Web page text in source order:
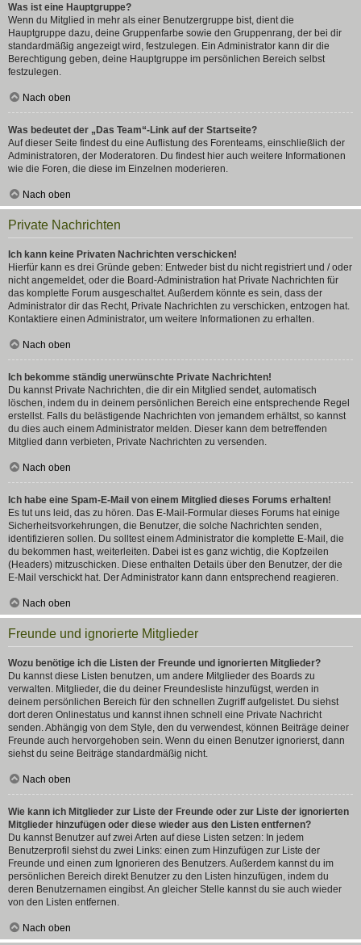
Was ist eine Hauptgruppe?
Wenn du Mitglied in mehr als einer Benutzergruppe bist, dient die
Hauptgruppe dazu, deine Gruppenfarbe sowie den Gruppenrang, der bei dir
standardmäßig angezeigt wird, festzulegen. Ein Administrator kann dir die
Berechtigung geben, deine Hauptgruppe im persönlichen Bereich selbst
festzulegen.
Nach oben
Was bedeutet der „Das Team“-Link auf der Startseite?
Auf dieser Seite findest du eine Auflistung des Forenteams, einschließlich der
Administratoren, der Moderatoren. Du findest hier auch weitere Informationen
wie die Foren, die diese im Einzelnen moderieren.
Nach oben
Private Nachrichten
Ich kann keine Privaten Nachrichten verschicken!
Hierfür kann es drei Gründe geben: Entweder bist du nicht registriert und / oder
nicht angemeldet, oder die Board-Administration hat Private Nachrichten für
das komplette Forum ausgeschaltet. Außerdem könnte es sein, dass der
Administrator dir das Recht, Private Nachrichten zu verschicken, entzogen hat.
Kontaktiere einen Administrator, um weitere Informationen zu erhalten.
Nach oben
Ich bekomme ständig unerwünschte Private Nachrichten!
Du kannst Private Nachrichten, die dir ein Mitglied sendet, automatisch
löschen, indem du in deinem persönlichen Bereich eine entsprechende Regel
erstellst. Falls du belästigende Nachrichten von jemandem erhältst, so kannst
du dies auch einem Administrator melden. Dieser kann dem betreffenden
Mitglied dann verbieten, Private Nachrichten zu versenden.
Nach oben
Ich habe eine Spam-E-Mail von einem Mitglied dieses Forums erhalten!
Es tut uns leid, das zu hören. Das E-Mail-Formular dieses Forums hat einige
Sicherheitsvorkehrungen, die Benutzer, die solche Nachrichten senden,
identifizieren sollen. Du solltest einem Administrator die komplette E-Mail, die
du bekommen hast, weiterleiten. Dabei ist es ganz wichtig, die Kopfzeilen
(Headers) mitzuschicken. Diese enthalten Details über den Benutzer, der die
E-Mail verschickt hat. Der Administrator kann dann entsprechend reagieren.
Nach oben
Freunde und ignorierte Mitglieder
Wozu benötige ich die Listen der Freunde und ignorierten Mitglieder?
Du kannst diese Listen benutzen, um andere Mitglieder des Boards zu
verwalten. Mitglieder, die du deiner Freundesliste hinzufügst, werden in
deinem persönlichen Bereich für den schnellen Zugriff aufgelistet. Du siehst
dort deren Onlinestatus und kannst ihnen schnell eine Private Nachricht
senden. Abhängig von dem Style, den du verwendest, können Beiträge deiner
Freunde auch hervorgehoben sein. Wenn du einen Benutzer ignorierst, dann
siehst du seine Beiträge standardmäßig nicht.
Nach oben
Wie kann ich Mitglieder zur Liste der Freunde oder zur Liste der ignorierten
Mitglieder hinzufügen oder diese wieder aus den Listen entfernen?
Du kannst Benutzer auf zwei Arten auf diese Listen setzen: In jedem
Benutzerprofil siehst du zwei Links: einen zum Hinzufügen zur Liste der
Freunde und einen zum Ignorieren des Benutzers. Außerdem kannst du im
persönlichen Bereich direkt Benutzer zu den Listen hinzufügen, indem du
deren Benutzernamen eingibst. An gleicher Stelle kannst du sie auch wieder
von den Listen entfernen.
Nach oben